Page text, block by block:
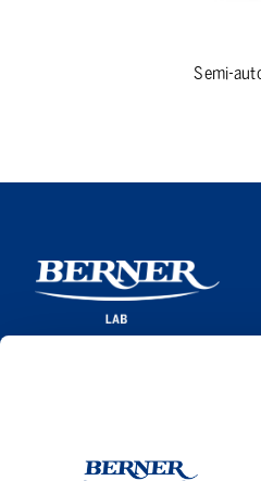
Semi-